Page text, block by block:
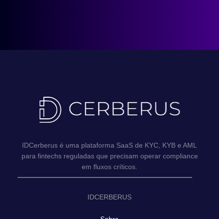
IDCerberus é uma plataforma SaaS de KYC, KYB e AML
para fintechs reguladas que precisam operar compliance
em fluxos críticos.
IDCERBERUS